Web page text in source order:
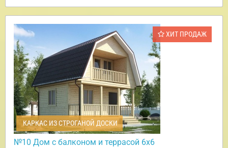
ХИТ ПРОДАЖ
КАРКАС ИЗ СТРОГАНОЙ ДОСКИ
№10 Дом с балконом и террасой 6х6